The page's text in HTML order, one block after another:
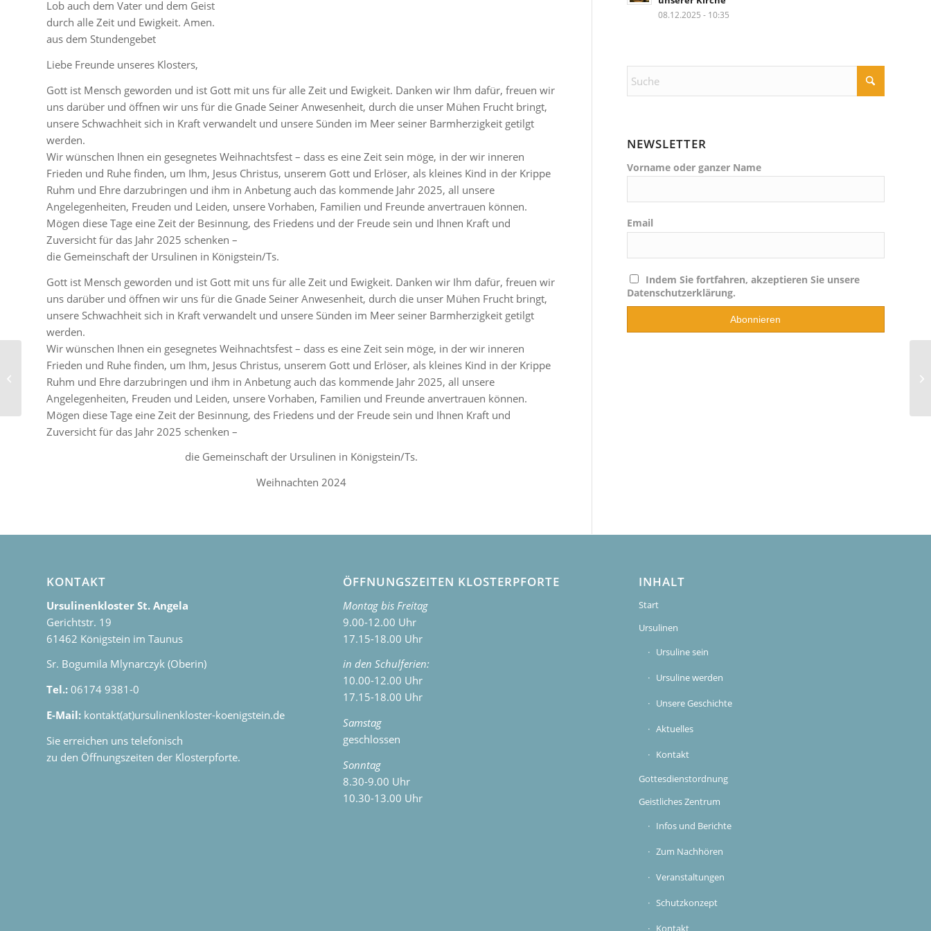
Lob auch dem Vater und dem Geist
durch alle Zeit und Ewigkeit. Amen.
aus dem Stundengebet
Liebe Freunde unseres Klosters,
Gott ist Mensch geworden und ist Gott mit uns für alle Zeit und Ewigkeit. Danken wir Ihm dafür, freuen wir
uns darüber und öffnen wir uns für die Gnade Seiner Anwesenheit, durch die unser Mühen Frucht bringt,
unsere Schwachheit sich in Kraft verwandelt und unsere Sünden im Meer seiner Barmherzigkeit getilgt
werden.
Wir wünschen Ihnen ein gesegnetes Weihnachtsfest – dass es eine Zeit sein möge, in der wir inneren
Frieden und Ruhe finden, um Ihm, Jesus Christus, unserem Gott und Erlöser, als kleines Kind in der Krippe
Ruhm und Ehre darzubringen und ihm in Anbetung auch das kommende Jahr 2025, all unsere
Angelegenheiten, Freuden und Leiden, unsere Vorhaben, Familien und Freunde anvertrauen können.
Mögen diese Tage eine Zeit der Besinnung, des Friedens und der Freude sein und Ihnen Kraft und
Zuversicht für das Jahr 2025 schenken –
die Gemeinschaft der Ursulinen in Königstein/Ts.
Gott ist Mensch geworden und ist Gott mit uns für alle Zeit und Ewigkeit. Danken wir Ihm dafür, freuen wir
uns darüber und öffnen wir uns für die Gnade Seiner Anwesenheit, durch die unser Mühen Frucht bringt,
unsere Schwachheit sich in Kraft verwandelt und unsere Sünden im Meer seiner Barmherzigkeit getilgt
werden.
Wir wünschen Ihnen ein gesegnetes Weihnachtsfest – dass es eine Zeit sein möge, in der wir inneren
Frieden und Ruhe finden, um Ihm, Jesus Christus, unserem Gott und Erlöser, als kleines Kind in der Krippe
Ruhm und Ehre darzubringen und ihm in Anbetung auch das kommende Jahr 2025, all unsere
Angelegenheiten, Freuden und Leiden, unsere Vorhaben, Familien und Freunde anvertrauen können.
Mögen diese Tage eine Zeit der Besinnung, des Friedens und der Freude sein und Ihnen Kraft und
Zuversicht für das Jahr 2025 schenken –
die Gemeinschaft der Ursulinen in Königstein/Ts.
Weihnachten 2024
08.12.2025 - 10:35
NEWSLETTER
Vorname oder ganzer Name
Email
Indem Sie fortfahren, akzeptieren Sie unsere
Datenschutzerklärung.
KONTAKT
Ursulinenkloster St. Angela
Gerichtstr. 19
61462 Königstein im Taunus
Sr. Bogumila Mlynarczyk (Oberin)
Tel.: 06174 9381-0
E-Mail: kontakt(at)ursulinenkloster-koenigstein.de
Sie erreichen uns telefonisch
zu den Öffnungszeiten der Klosterpforte.
ÖFFNUNGSZEITEN KLOSTERPFORTE
Montag bis Freitag
9.00-12.00 Uhr
17.15-18.00 Uhr
in den Schulferien:
10.00-12.00 Uhr
17.15-18.00 Uhr
Samstag
geschlossen
Sonntag
8.30-9.00 Uhr
10.30-13.00 Uhr
INHALT
Start
Ursulinen
Ursuline sein
Ursuline werden
Unsere Geschichte
Aktuelles
Kontakt
Gottesdienstordnung
Geistliches Zentrum
Infos und Berichte
Zum Nachhören
Veranstaltungen
Schutzkonzept
Kontakt
und Neujahr –
Gottesdienste in
unserer Kirche